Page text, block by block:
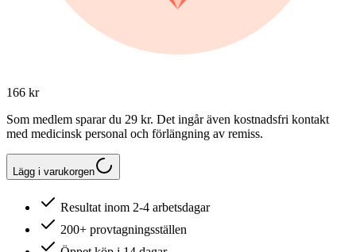
166 kr
Som medlem sparar du 29 kr. Det ingår även kostnadsfri kontakt
med medicinsk personal och förlängning av remiss.
Lägg i varukorgen
Resultat inom 2-4 arbetsdagar
200+ provtagningsställen